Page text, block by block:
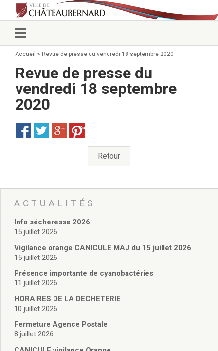
Vie municipale
Conseillers municipaux
Commissions 2026
Prendre rendez-vous
Services municipaux
Organigramme
Pour venir nous voir
État civil/élections/formalités
Affaires Scolaires
Vie associative
Police Municipale/règlementation
Services en ligne
Inscriptions sur les listes électorales
Plan Local d’Urbanisme intercommunal
Actes d’état civil
Budgets
Budget de Fonctionnement
Budget d’Investissement
Accueil > Revue de presse du vendredi 18 septembre 2020
Revue de presse du
vendredi 18 septembre
2020
Save
Retour
ACTUALITÉS
Info sécheresse 2026
15 juillet 2026
Vigilance orange CANICULE MAJ du 15 juillet 2026
15 juillet 2026
Présence importante de cyanobactéries
11 juillet 2026
HORAIRES DE LA DECHETERIE
10 juillet 2026
Fermeture Agence Postale
8 juillet 2026